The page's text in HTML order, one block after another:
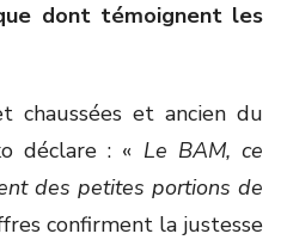
dont témoignent les
chaussées et ancien du
déclare : « Le BAM, ce
des petites portions de
confirment la justesse